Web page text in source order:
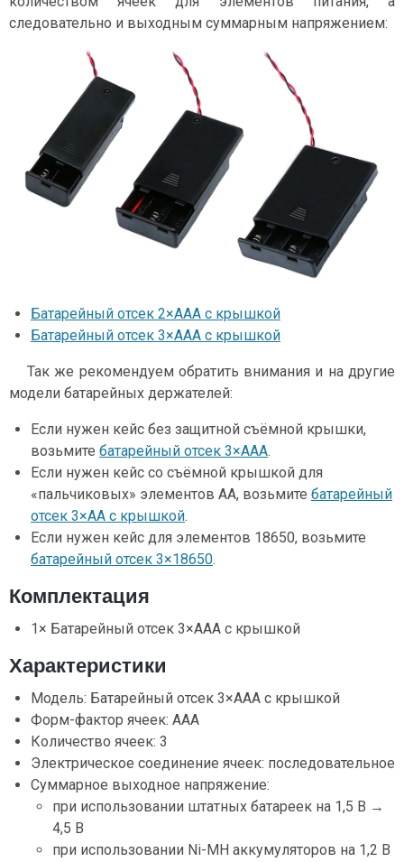
следовательно и выходным суммарным напряжением:
Батарейный отсек 2×ААA с крышкой
Батарейный отсек 3×ААA с крышкой
Так же рекомендуем обратить внимания и на другие
модели батарейных держателей:
Если нужен кейс без защитной съёмной крышки,
возьмите батарейный отсек 3×ААA.
Если нужен кейс со съёмной крышкой для
«пальчиковых» элементов AA, возьмите батарейный
отсек 3×AА с крышкой.
Если нужен кейс для элементов 18650, возьмите
батарейный отсек 3×18650.
Комплектация
1× Батарейный отсек 3×ААA с крышкой
Характеристики
Модель: Батарейный отсек 3×ААA с крышкой
Форм-фактор ячеек: ААA
Количество ячеек: 3
Электрическое соединение ячеек: последовательное
Суммарное выходное напряжение:
при использовании штатных батареек на 1,5 В →
4,5 В
при использовании Ni-MH аккумуляторов на 1,2 В